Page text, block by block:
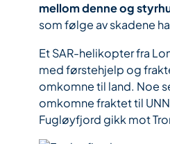
mellom denne og
som følge av skadene
Et SAR-helikopter fra
med førstehjelp og
omkomne til land. Noe
omkomne fraktet til
Fugløyfjord gikk mot